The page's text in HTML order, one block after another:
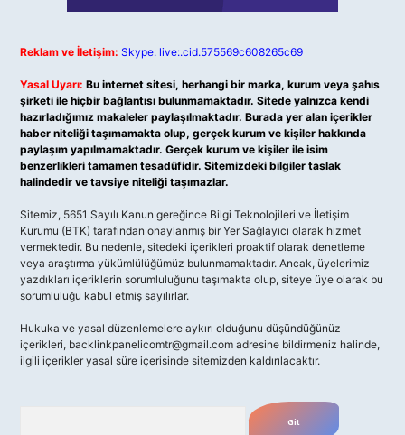
Reklam ve İletişim: Skype: live:.cid.575569c608265c69
Yasal Uyarı: Bu internet sitesi, herhangi bir marka, kurum veya şahıs
şirketi ile hiçbir bağlantısı bulunmamaktadır. Sitede yalnızca kendi
hazırladığımız makaleler paylaşılmaktadır. Burada yer alan içerikler
haber niteliği taşımamakta olup, gerçek kurum ve kişiler hakkında
paylaşım yapılmamaktadır. Gerçek kurum ve kişiler ile isim
benzerlikleri tamamen tesadüfidir. Sitemizdeki bilgiler taslak
halindedir ve tavsiye niteliği taşımazlar.
Sitemiz, 5651 Sayılı Kanun gereğince Bilgi Teknolojileri ve İletişim
Kurumu (BTK) tarafından onaylanmış bir Yer Sağlayıcı olarak hizmet
vermektedir. Bu nedenle, sitedeki içerikleri proaktif olarak denetleme
veya araştırma yükümlülüğümüz bulunmamaktadır. Ancak, üyelerimiz
yazdıkları içeriklerin sorumluluğunu taşımakta olup, siteye üye olarak bu
sorumluluğu kabul etmiş sayılırlar.
Hukuka ve yasal düzenlemelere aykırı olduğunu düşündüğünüz
içerikleri, backlinkpanelicomtr@gmail.com adresine bildirmeniz halinde,
ilgili içerikler yasal süre içerisinde sitemizden kaldırılacaktır.